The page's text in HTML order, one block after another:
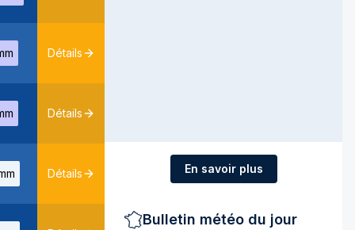
Détails
Détails
Détails En savoir plus
Bulletin météo du jour